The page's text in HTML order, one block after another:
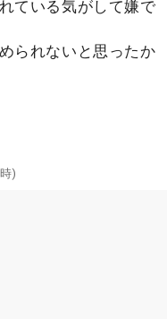
ている気がして嫌で
られないと思ったか
)